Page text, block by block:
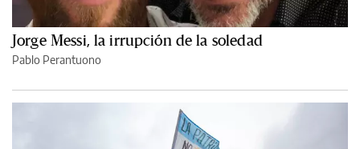
Jorge Messi, la irrupción de la soledad
Pablo Perantuono